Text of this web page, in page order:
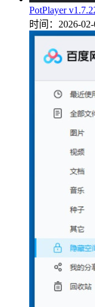
PotPlayer
时间：2026-02-